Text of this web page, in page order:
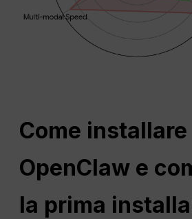
Come installare
OpenClaw e
la prima